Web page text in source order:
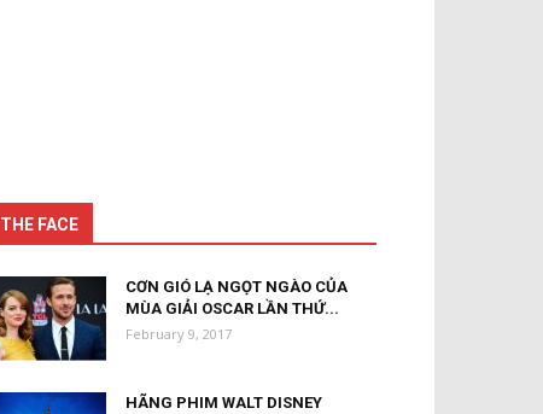
THE FACE
CƠN GIÓ LẠ NGỌT NGÀO CỦA
MÙA GIẢI OSCAR LẦN THỨ...
February 9, 2017
HÃNG PHIM WALT DISNEY